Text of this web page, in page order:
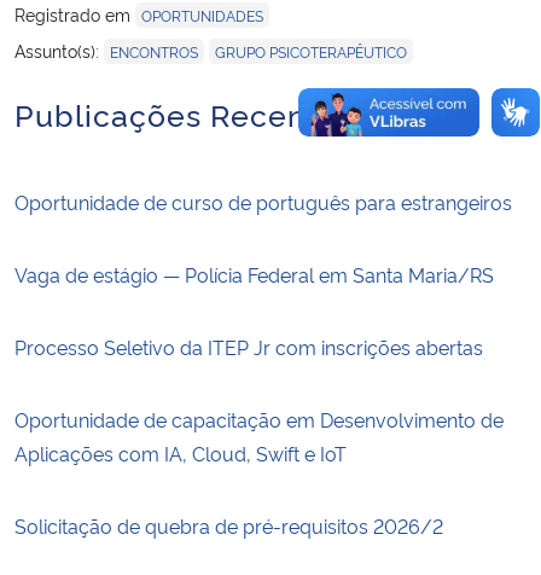
Registrado em OPORTUNIDADES
Assunto(s): ENCONTROS GRUPO PSICOTERAPÊUTICO
Publicações Recentes
Oportunidade de curso de português para estrangeiros
Vaga de estágio — Polícia Federal em Santa Maria/RS
Processo Seletivo da ITEP Jr com inscrições abertas
Oportunidade de capacitação em Desenvolvimento de
Aplicações com IA, Cloud, Swift e IoT
Solicitação de quebra de pré-requisitos 2026/2